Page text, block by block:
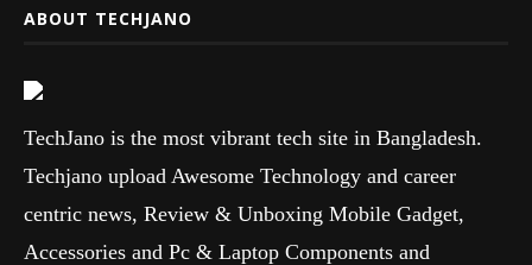
ABOUT TECHJANO
TechJano is the most vibrant tech site in Bangladesh.
Techjano upload Awesome Technology and career
centric news, Review & Unboxing Mobile Gadget,
Accessories and Pc & Laptop Components and